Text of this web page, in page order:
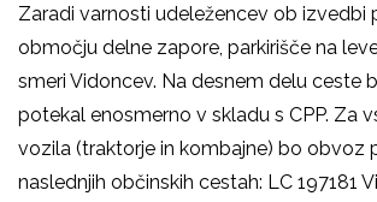
Zaradi varnosti udeležencev ob izvedbi
območju delne zapore, parkirišče na
smeri Vidoncev. Na desnem delu ceste
potekal enosmerno v skladu s CPP. Za
vozila (traktorje in kombajne) bo obvoz
naslednjih občinskih cestah: LC 197181